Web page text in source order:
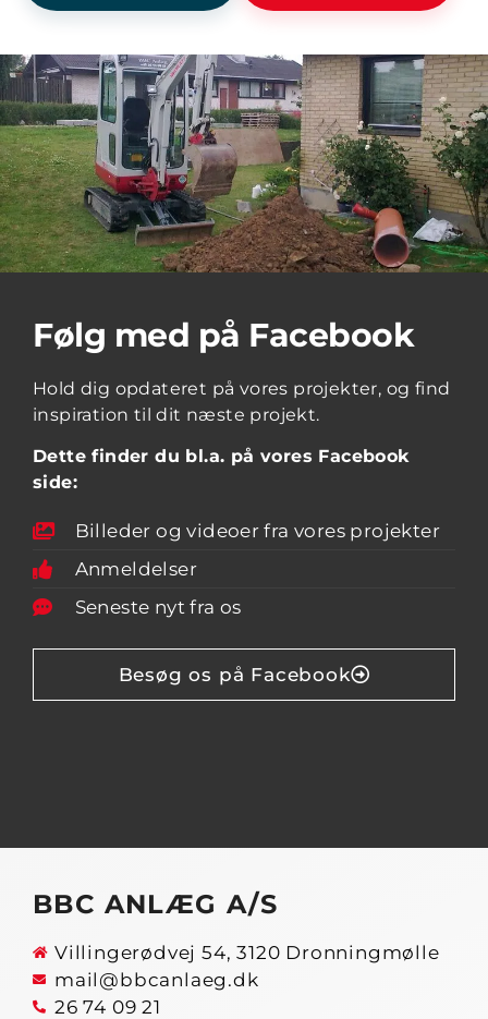
Følg med på Facebook
Hold dig opdateret på vores projekter, og find
inspiration til dit næste projekt.
Dette finder du bl.a. på vores Facebook
side:
Billeder og videoer fra vores projekter
Anmeldelser
Seneste nyt fra os
Besøg os på Facebook
BBC ANLÆG A/S
Villingerødvej 54, 3120 Dronningmølle
mail@bbcanlaeg.dk
26 74 09 21